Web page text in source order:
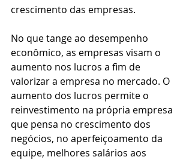
crescimento das empresas.
No que tange ao desempenho
econômico, as empresas visam o
aumento nos lucros a fim de
valorizar a empresa no mercado. O
aumento dos lucros permite o
reinvestimento na própria empresa
que pensa no crescimento dos
negócios, no aperfeiçoamento da
equipe, melhores salários aos